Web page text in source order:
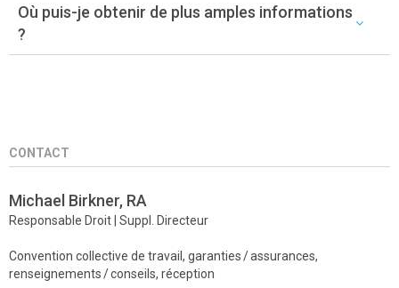
Où puis-je obtenir de plus amples informations
?
CONTACT
Michael Birkner, RA
Responsable Droit | Suppl. Directeur
Convention collective de travail, garanties / assurances,
renseignements / conseils, réception